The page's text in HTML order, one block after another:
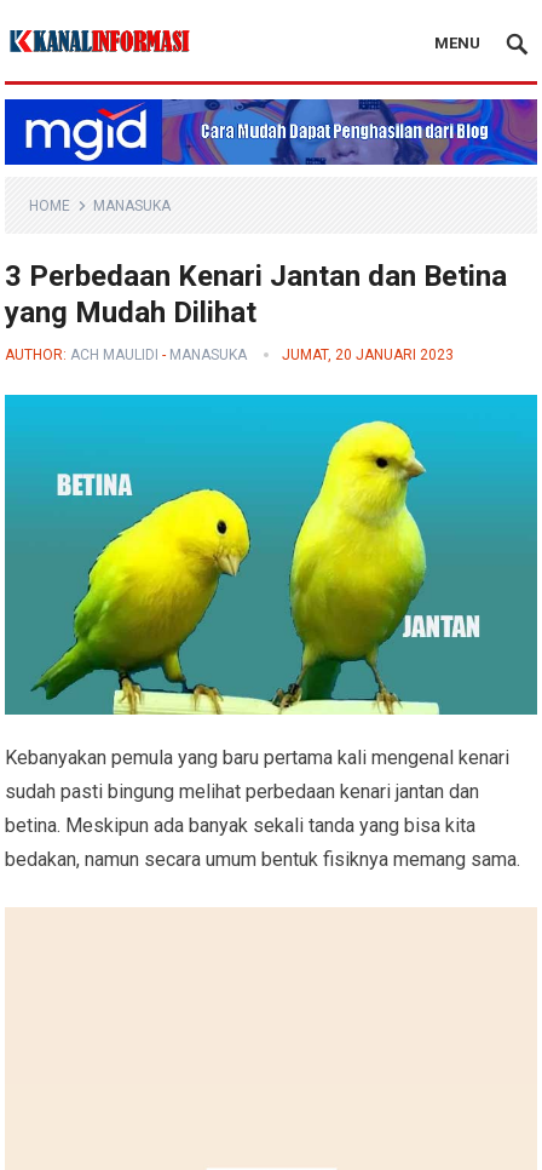
Blog Kanal Info
MENU
HOME MANASUKA
3 Perbedaan Kenari Jantan dan Betina
yang Mudah Dilihat
AUTHOR:ACH MAULIDI - MANASUKA JUMAT, 20 JANUARI 2023
Kebanyakan pemula yang baru pertama kali mengenal kenari
sudah pasti bingung melihat perbedaan kenari jantan dan
betina. Meskipun ada banyak sekali tanda yang bisa kita
bedakan, namun secara umum bentuk fisiknya memang sama.